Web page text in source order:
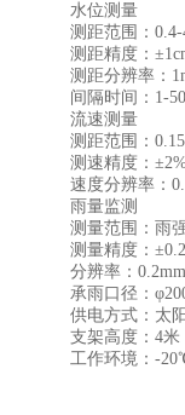
水位测量
测距范围：0.4-
测距精度：
测距分辨率：
间隔时间：1-
流速测量
测距范围：0.15
测速精度：
速度分辨率：
雨量监测
测量范围：雨强
测量精度：
分辨率：0.2mm
承雨口径：
供电方式：太阳
支架高度：4米
工作环境：-